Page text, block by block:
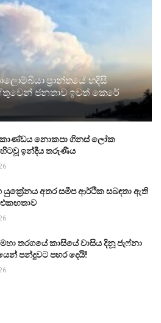
ප්‍රාන්තයේ හදිසි
ජනතාව ඉවත් කෙරේ
නොකපා ගිනස් ලෝක
ඉන්දීය තරුණිය
යුක්‍රේනය අතර සමීප ආර්ථික සබඳතා ඇති
තරගයේ කාසියේ වාසිය දිනූ ජැෆ්නා
පන්දුවට පහර දෙයි!